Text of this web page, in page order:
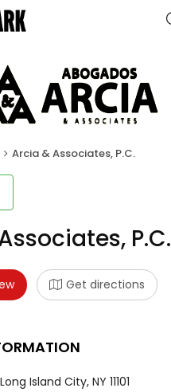
Arcia & Associates, P.C.
P.C.
Get directions
Island City, NY 11101